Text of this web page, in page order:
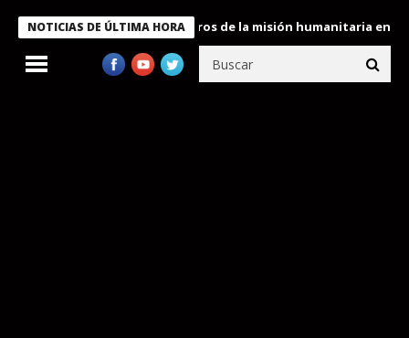
NOTICIAS DE ÚLTIMA HORA
Bukele condecora a miembros de la misión humanitaria enviada a